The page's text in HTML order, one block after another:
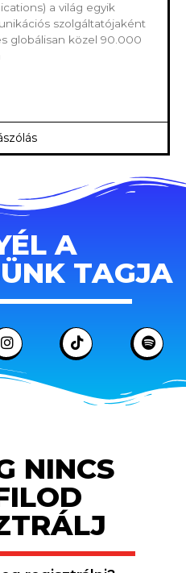
a világ egyik
szolgáltatójaként
globálisan közel 90.000
A
TAGJA
NINCS